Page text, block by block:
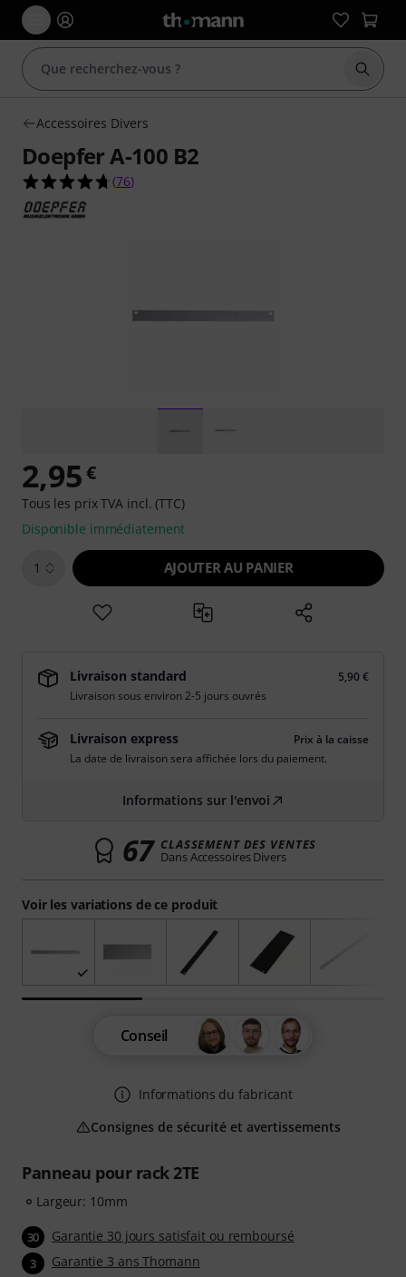
Accessoires Divers
Doepfer A-100 B2
4.7 étoiles sur 5 d'après 76 évaluations clients
(76)
Panneau pour rack 2TE
Largeur: 10mm
30 Garantie 30 jours satisfait ou remboursé
3 Garantie 3 ans Thomann
Voir les variations de ce produit
2,95€
Tous les prix TVA incl. (TTC)
Disponible immédiatement
1 AJOUTER AU PANIER
Livraison standard
5,90 €
Livraison sous environ 2-5 jours ouvrés
Livraison express
Prix à la caisse
La date de livraison sera affichée lors du paiement.
Informations sur l'envoi
67 CLASSEMENT DES VENTES
Dans Accessoires Divers
Conseil
Informations du fabricant
Consignes de sécurité et avertissements